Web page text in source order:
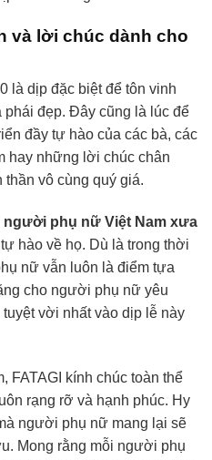
và lời chúc dành cho
là dịp đặc biệt để tôn vinh
đẹp. Đây cũng là lúc để
đầy tự hào của các bà, các
hay những lời chúc chân
vô cùng quý giá.
người phụ nữ Việt Nam xưa
hào về họ. Dù là trong thời
nữ vẫn luôn là điểm tựa
cho người phụ nữ yêu
vời nhất vào dịp lễ này
FATAGI kính chúc toàn thể
rạng rỡ và hạnh phúc. Hy
người phụ nữ mang lại sẽ
Mong rằng mỗi người phụ